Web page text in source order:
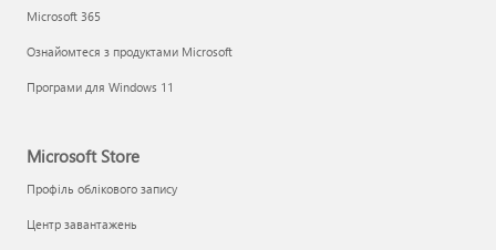
Microsoft 365
Ознайомтеся з продуктами Microsoft
Програми для Windows 11
Microsoft Store
Профіль облікового запису
Центр завантажень